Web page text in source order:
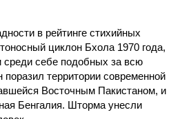
в рейтинге стихийных
циклон Бхола 1970 года,
себе подобных за всю
территории современной
Восточным Пакистаном, и
Бенгалия. Шторма унесли